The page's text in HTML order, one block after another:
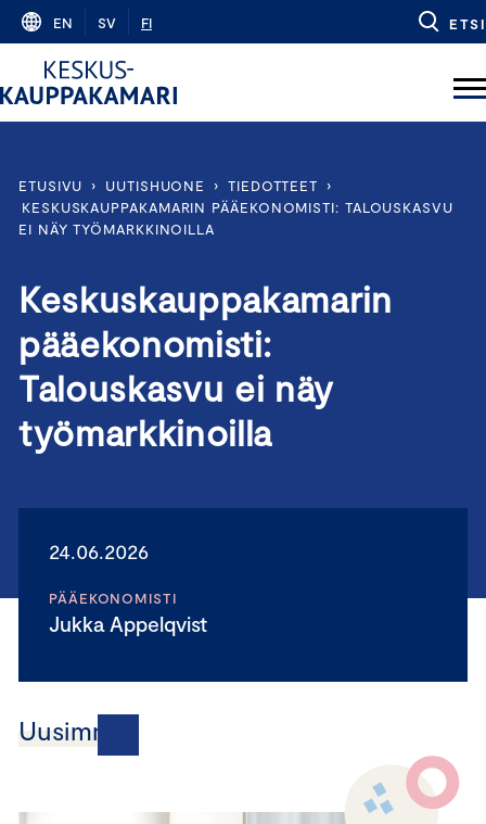
Skip
content
EN SV FI ETSI
ETUSIVU › UUTISHUONE › TIEDOTTEET
›
KESKUSKAUPPAKAMARIN PÄÄEKONOMISTI: TALOUSKASVU
EI NÄY TYÖMARKKINOILLA
Keskuskauppakamarin
pääekonomisti:
Talouskasvu ei näy
työmarkkinoilla
24.06.2026
PÄÄEKONOMISTI
Jukka Appelqvist
Uusimmat